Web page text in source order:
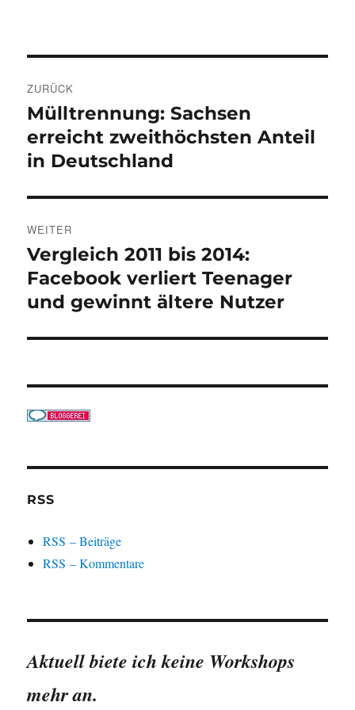
ZURÜCK
Vorheriger
Beitrag:
Mülltrennung: Sachsen
erreicht zweithöchsten Anteil
in Deutschland
WEITER
Nächster
Beitrag:
Vergleich 2011 bis 2014:
Facebook verliert Teenager
und gewinnt ältere Nutzer
RSS
RSS – Beiträge
RSS – Kommentare
Aktuell biete ich keine Workshops
mehr an.